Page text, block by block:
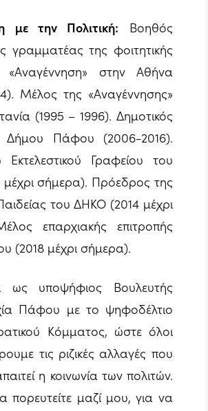
με την Πολιτική: Βοηθός
γραμματέας της φοιτητικής
«Αναγέννηση» στην Αθήνα
Μέλος της «Αναγέννησης»
(1995 – 1996). Δημοτικός
Δήμου Πάφου (2006-2016).
Γραφείου του
σήμερα). Πρόεδρος της
του ΔΗΚΟ (2014 μέχρι
επαρχιακής επιτροπής
(2018 μέχρι σήμερα).
ως υποψήφιος Βουλευτής
Πάφου με το ψηφοδέλτιο
Κόμματος, ώστε όλοι
τις ριζικές αλλαγές που
η κοινωνία των πολιτών.
πορευτείτε μαζί μου, για να